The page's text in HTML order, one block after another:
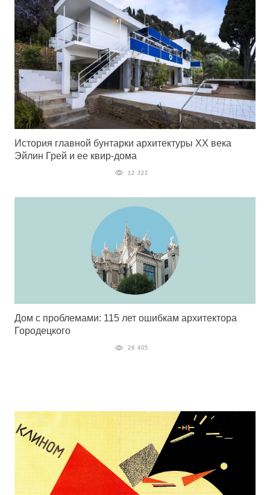
История главной бунтарки архитектуры ХХ века
Эйлин Грей и ее квир-дома
12 322
Дом с проблемами: 115 лет ошибкам архитектора
Городецкого
28 405